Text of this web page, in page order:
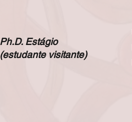
Ph.D. Estágio
(estudante visitante)